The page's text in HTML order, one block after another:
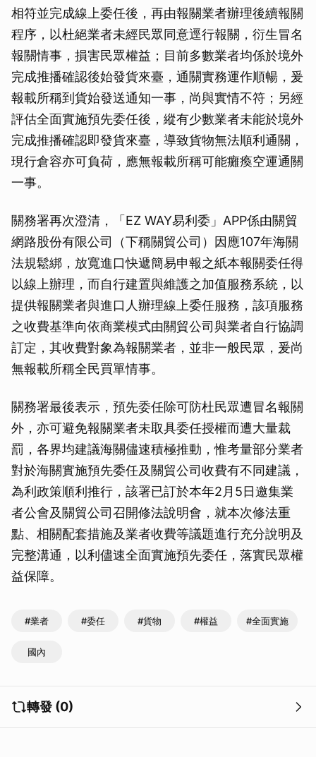
相符並完成線上委任後，再由報關業者辦理後續報關
程序，以杜絕業者未經民眾同意逕行報關，衍生冒名
報關情事，損害民眾權益；目前多數業者均係於境外
完成推播確認後始發貨來臺，通關實務運作順暢，爰
報載所稱到貨始發送通知一事，尚與實情不符；另經
評估全面實施預先委任後，縱有少數業者未能於境外
完成推播確認即發貨來臺，導致貨物無法順利通關，
現行倉容亦可負荷，應無報載所稱可能癱瘓空運通關
一事。
關務署再次澄清，「EZ WAY易利委」APP係由關貿
網路股份有限公司（下稱關貿公司）因應107年海關
法規鬆綁，放寬進口快遞簡易申報之紙本報關委任得
以線上辦理，而自行建置與維護之加值服務系統，以
提供報關業者與進口人辦理線上委任服務，該項服務
之收費基準向依商業模式由關貿公司與業者自行協調
訂定，其收費對象為報關業者，並非一般民眾，爰尚
無報載所稱全民買單情事。
關務署最後表示，預先委任除可防杜民眾遭冒名報關
外，亦可避免報關業者未取具委任授權而遭大量裁
罰，各界均建議海關儘速積極推動，惟考量部分業者
對於海關實施預先委任及關貿公司收費有不同建議，
為利政策順利推行，該署已訂於本年2月5日邀集業
者公會及關貿公司召開修法說明會，就本次修法重
點、相關配套措施及業者收費等議題進行充分說明及
完整溝通，以利儘速全面實施預先委任，落實民眾權
益保障。
#業者 #委任 #貨物 #權益 #全面實施
國內
轉發 (0)
取消